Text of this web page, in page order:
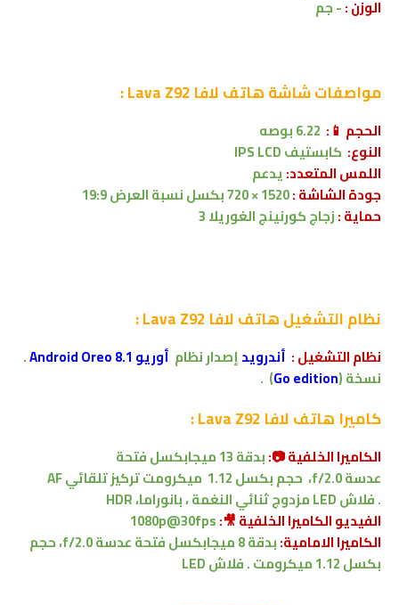
الوزن :- جم
مواصفات شاشةهاتف لافا Lava Z92 :
الحجم 📱:
النوع: كابستيفIPS LCD
اللمس المتعدد:يدعم
جودة الشاشة :1520 × 720 بكسل
نسبة العرض 19:9
حماية :زجاج كورنينج الغوريلا 3
نظام التشغيلهاتف لافا Lava Z92 :
نظام التشغيل : أندرويدإصدارنظام أوريو 8.1 Android Oreo
.
نسخة (Go edition
)
.
كاميرا هاتف لافا Lava Z92 :
الكاميرا الخلفية 📷:بدقة
فتحة
عدسةf/2.0، حجم بكسل 1.12 ميكرومت
تركيز تلقائي AF
.فلاش LED مزدوج ثنائي النغمة ، بانوراما، HDR
الفيديو الكاميرا الخلفية 🎥:1080p@30fps
الكاميرا الامامية:بدقة فتحة عدسةf/2.0،حجم
بكسل 1.12
ميكرومت .فلاش LED